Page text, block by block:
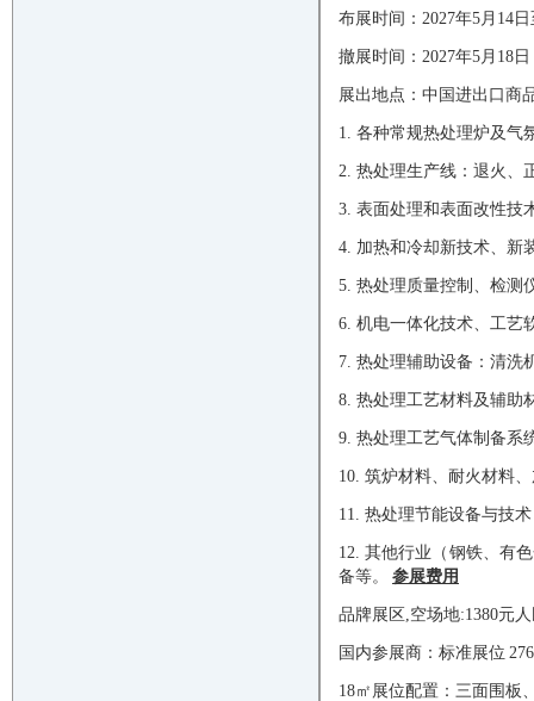
布展时间： 2027年5月 14
撤展时间： 2027年5月18
展出地点：中国进出口商
1. 各种常规热处理炉及气
2. 热处理生产线：退火、
3. 表面处理和表面改性技
4. 加热和冷却新技术、新
5. 热处理质量控制、检测
6. 机电一体化技术、工艺
7. 热处理辅助设备：清洗
8. 热处理工艺材料及辅助
9. 热处理工艺气体制备系
10. 筑炉材料、耐火材料
11. 热处理节能设备与技
12. 其他行业（钢铁、有
备等。
参展费用
品牌展区,空场地:1380元
国内参展商：标准展位
18㎡展位配置：三面围板